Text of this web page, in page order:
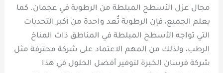
مجال عزل الأسطح المبلطة من الرطوبة في عجمان. كما
يعلم الجميع، فإن الرطوبة تُعد واحدة من أكبر التحديات
التي تواجه الأسطح المبلطة في المناطق ذات المناخ
الرطب، ولذلك من المهم الاعتماد على شركة محترفة مثل
شركة فرسان الخبرة لتوفير أفضل الحلول في هذا